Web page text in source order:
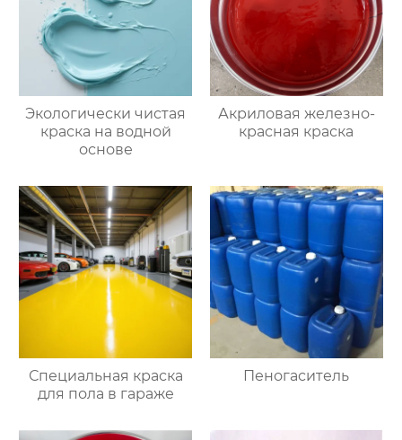
Экологически чистая
краска на водной
основе
Акриловая железно-
красная краска
Специальная краска
для пола в гараже
Пеногаситель